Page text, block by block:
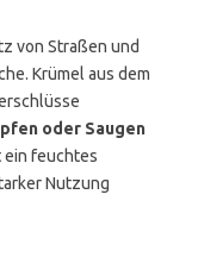
von Straßen und
Krümel aus dem
oder Saugen
ein feuchtes
Nutzung